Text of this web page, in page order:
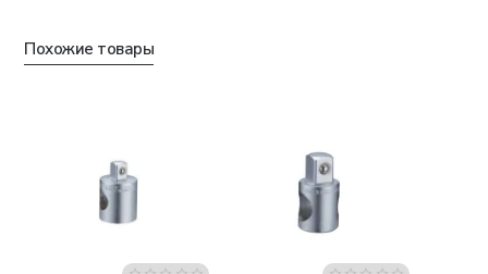
Похожие товары